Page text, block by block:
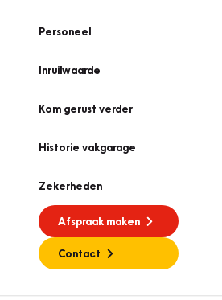
Personeel
Inruilwaarde
Kom gerust verder
Historie vakgarage
Zekerheden
Afspraak maken
Contact